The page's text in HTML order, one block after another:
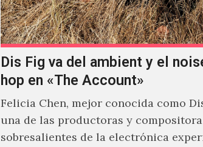
Dis Fig va del ambient y el
hop en «The Account»
Felicia Chen, mejor conocida como
una de las productoras y
sobresalientes de la electrónica